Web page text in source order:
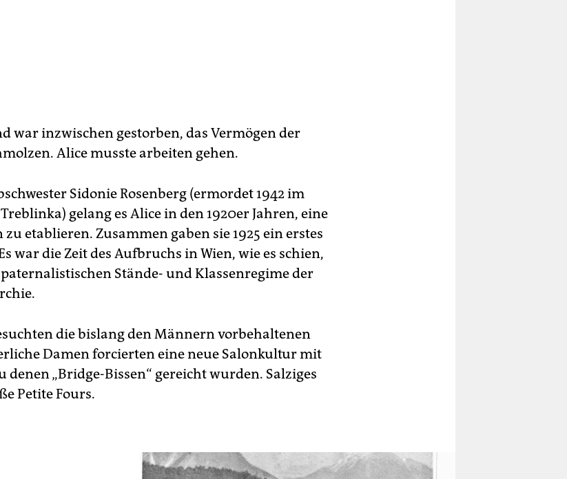
war inzwischen gestorben, das Vermögen der
Alice musste arbeiten gehen.
Sidonie Rosenberg (ermordet 1942 im
gelang es Alice in den 1920er Jahren, eine
etablieren. Zusammen gaben sie 1925 ein erstes
war die Zeit des Aufbruchs in Wien, wie es schien,
Stände- und Klassenregime der
die bislang den Männern vorbehaltenen
Damen forcierten eine neue Salonkultur mit
denen „Bridge-Bissen“ gereicht wurden. Salziges
Petite Fours.